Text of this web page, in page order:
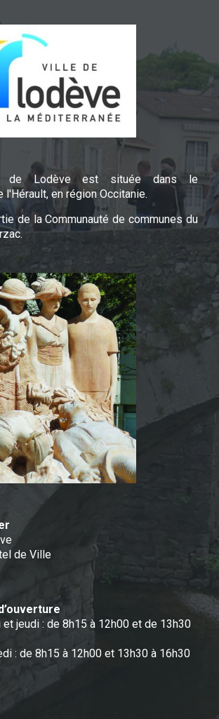
de Lodève est située dans le
l'Hérault, en région Occitanie.
de la Communauté de communes du
de Ville
et jeudi : de 8h15 à 12h00 et de 13h30
: de 8h15 à 12h00 et 13h30 à 16h30